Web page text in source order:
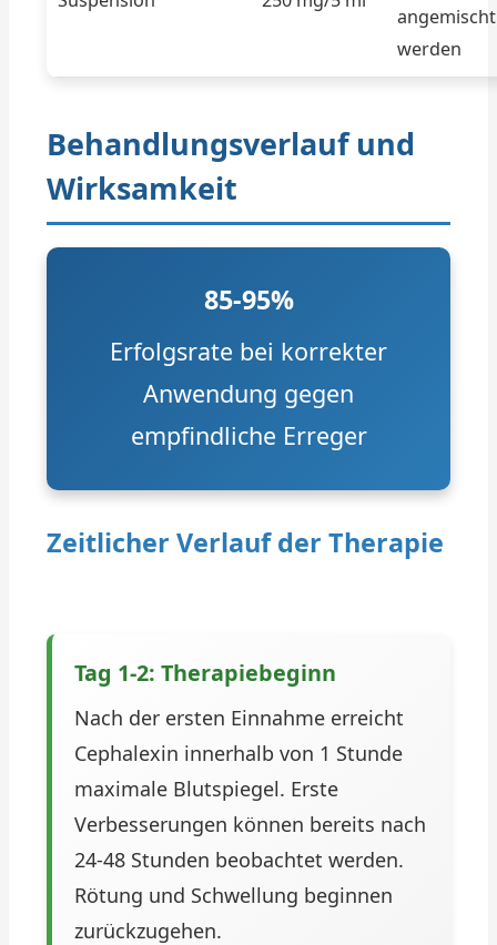
angemischt
werden
Behandlungsverlauf und
Wirksamkeit
85-95%
Erfolgsrate bei korrekter
Anwendung gegen
empfindliche Erreger
Zeitlicher Verlauf der Therapie
Tag 1-2: Therapiebeginn
Nach der ersten Einnahme erreicht
Cephalexin innerhalb von 1 Stunde
maximale Blutspiegel. Erste
Verbesserungen können bereits nach
24-48 Stunden beobachtet werden.
Rötung und Schwellung beginnen
zurückzugehen.